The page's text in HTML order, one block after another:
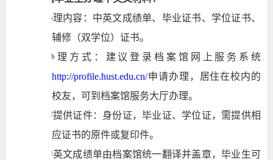
办理内容：中英文成绩单、毕业证书、学位证书、
辅修（双学位）证书。
办理方式：建议登录档案馆网上服务系统
http://profile.hust.edu.cn/申请办理，居住在校内的
校友，可到档案馆服务大厅办理。
需提供证件：身份证，毕业证、学位证，需提供相
应证书的原件或复印件。
中英文成绩单由档案馆统一翻译并盖章，毕业生可